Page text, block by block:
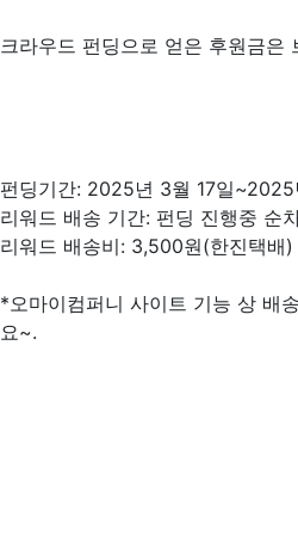
크라우드 펀딩으로 얻은 후원금은
펀딩기간: 2025년 3월 17일
리워드 배송 기간: 펀딩 진행중 순
리워드 배송비: 3,500원(한진택배
*오마이컴퍼니 사이트 기능 상 배
요~.